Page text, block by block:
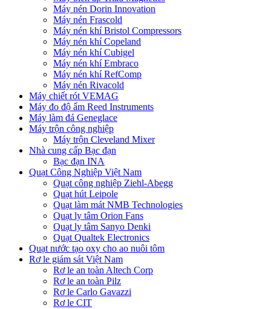
Máy nén Dorin Innovation
Máy nén Frascold
Máy nén khí Bristol Compressors
Máy nén khí Copeland
Máy nén khí Cubigel
Máy nén khí Embraco
Máy nén khí RefComp
Máy nén Rivacold
Máy chiết rót VEMAG
Máy đo độ ẩm Reed Instruments
Máy làm đá Geneglace
Máy trộn công nghiệp
Máy trộn Cleveland Mixer
Nhà cung cấp Bạc đạn
Bạc đạn INA
Quạt Công Nghiệp Việt Nam
Quạt công nghiệp Ziehl-Abegg
Quạt hút Leipole
Quạt làm mát NMB Technologies
Quạt ly tâm Orion Fans
Quạt ly tâm Sanyo Denki
Quạt Qualtek Electronics
Quạt nước tạo oxy cho ao nuôi tôm
Rơ le giám sát Việt Nam
Rơ le an toàn Altech Corp
Rơ le an toàn Pilz
Rơ le Carlo Gavazzi
Rơ le CIT